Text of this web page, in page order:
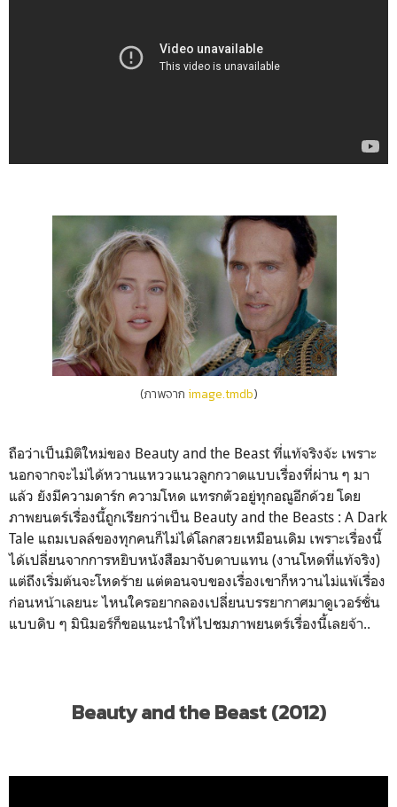
(ภาพจาก image.tmdb)
ถือว่าเป็นมิติใหม่ของ Beauty and the Beast ที่แท้จริงจ้ะ เพราะ
นอกจากจะไม่ได้หวานแหววแนวลูกกวาดแบบเรื่องที่ผ่าน ๆ มา
แล้ว ยังมีความดาร์ก ความโหด แทรกตัวอยู่ทุกอณูอีกด้วย โดย
ภาพยนตร์เรื่องนี้ถูกเรียกว่าเป็น Beauty and the Beasts : A Dark
Tale แถมเบลล์ของทุกคนก็ไม่ได้โลกสวยเหมือนเดิม เพราะเรื่องนี้
ได้เปลี่ยนจากการหยิบหนังสือมาจับดาบแทน (งานโหดที่แท้จริง)
แต่ถึงเริ่มต้นจะโหดร้าย แต่ตอนจบของเรื่องเขาก็หวานไม่แพ้เรื่อง
ก่อนหน้าเลยนะ ไหนใครอยากลองเปลี่ยนบรรยากาศมาดูเวอร์ชั่น
แบบดิบ ๆ มินิมอร์ก็ขอแนะนำให้ไปชมภาพยนตร์เรื่องนี้เลยจ้า..
Beauty and the Beast (2012)